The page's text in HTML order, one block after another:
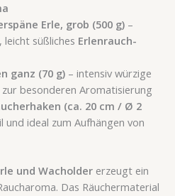
Erle, grob (500 g)–
süßliches Erlenrauch-
ganz (70 g)– intensiv würzige
besonderen Aromatisierung
(ca. 20 cm / Ø 2
ideal zum Aufhängen von
und Wacholder erzeugt ein
Das Räuchermaterial